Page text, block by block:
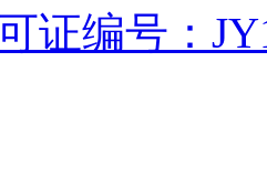
证编号：